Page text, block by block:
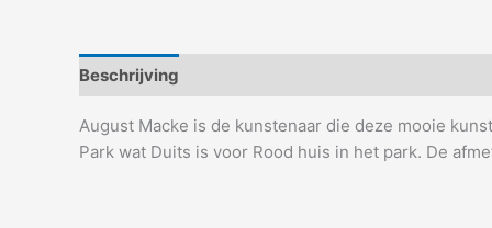
Beschrijving
August Macke is de kunstenaar die deze mooie
Park wat Duits is voor Rood huis in het park. De